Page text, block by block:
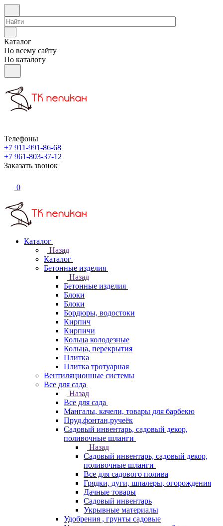
Каталог
По всему сайту
По каталогу
Телефоны
+7 911-991-86-68
+7 961-803-37-12
Заказать звонок
0
Каталог
Назад
Каталог
Бетонные изделия
Назад
Бетонные изделия
Блоки
Блоки
Бордюры, водостоки
Кирпич
Кирпичи
Кольца колодезные
Кольца, перекрытия
Плитка
Плитка тротуарная
Вентиляционные системы
Все для сада
Назад
Все для сада
Мангалы, качели, товары для барбекю
Пруд,фонтан,ручеёк
Садовый инвентарь, садовый декор,
поливочные шланги
Назад
Садовый инвентарь, садовый декор,
поливочные шланги
Все для садового полива
Грядки, дуги, шпалеры, огорождения
Дачные товары
Садовый инвентарь
Укрывные материалы
Удобрения , грунты садовые